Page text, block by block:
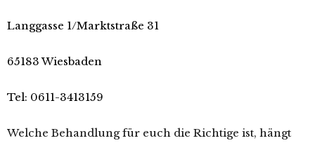
Langgasse 1/Marktstraße 31
65183 Wiesbaden
Tel: 0611-3413159
Welche Behandlung für euch die Richtige ist, hängt